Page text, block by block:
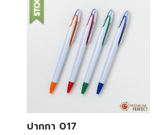
ปากกา 017